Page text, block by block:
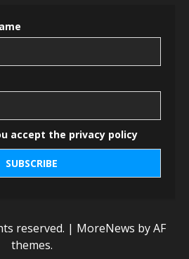
accept the privacy policy
reserved. | MoreNews by AF
themes.